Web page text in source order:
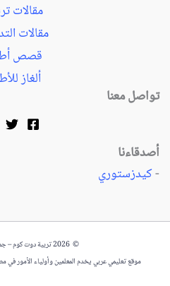
مقالات
مقالات
قصص
ألغاز
تواصل معنا
أصدقاءنا
-كيدزستوري
© 2026 تربية دوت كوم – جميع الحقوق محفوظة.
موقع تعليمي عربي يخدم المعلمين وأولياء الأمور في